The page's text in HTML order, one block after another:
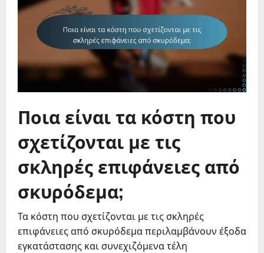
Ποια είναι τα κόστη που
σχετίζονται με τις
σκληρές επιφάνειες από
σκυρόδεμα;
Τα κόστη που σχετίζονται με τις σκληρές
επιφάνειες από σκυρόδεμα περιλαμβάνουν έξοδα
εγκατάστασης και συνεχιζόμενα τέλη